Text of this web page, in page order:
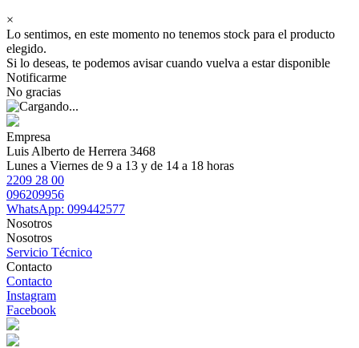
×
Lo sentimos, en este momento no tenemos stock para el producto
elegido.
Si lo deseas, te podemos avisar cuando vuelva a estar disponible
Notificarme
No gracias
Empresa
Luis Alberto de Herrera 3468
Lunes a Viernes de 9 a 13 y de 14 a 18 horas
2209 28 00
096209956
WhatsApp: 099442577
Nosotros
Nosotros
Servicio Técnico
Contacto
Contacto
Instagram
Facebook